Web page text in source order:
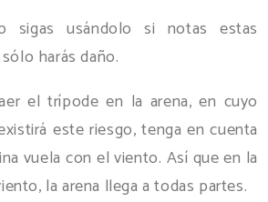
sigas usándolo si notas estas
harás daño.
el trípode en la arena, en cuyo
este riesgo, tenga en cuenta
vuela con el viento. Así que en la
la arena llega a todas partes.